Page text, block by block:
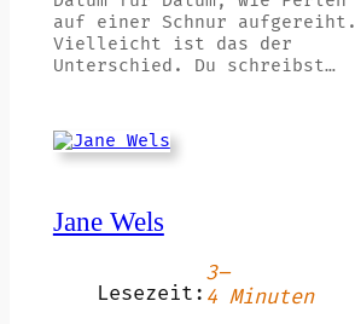
auf einer Schnur aufgereiht.
Vielleicht ist das der
Unterschied. Du schreibst…
Jane Wels
Lesezeit:
3–
4 Minuten